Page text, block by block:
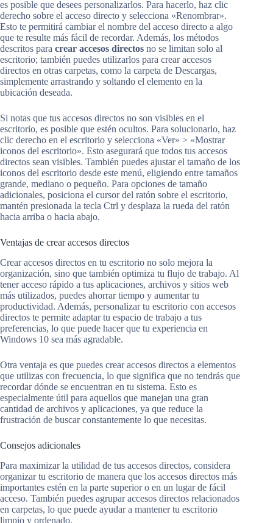
es posible que desees personalizarlos. Para hacerlo, haz clic
derecho sobre el acceso directo y selecciona «Renombrar».
Esto te permitirá cambiar el nombre del acceso directo a algo
que te resulte más fácil de recordar. Además, los métodos
descritos para crear accesos directos no se limitan solo al
escritorio; también puedes utilizarlos para crear accesos
directos en otras carpetas, como la carpeta de Descargas,
simplemente arrastrando y soltando el elemento en la
ubicación deseada.
Si notas que tus accesos directos no son visibles en el
escritorio, es posible que estén ocultos. Para solucionarlo, haz
clic derecho en el escritorio y selecciona «Ver» > «Mostrar
iconos del escritorio». Esto asegurará que todos tus accesos
directos sean visibles. También puedes ajustar el tamaño de los
iconos del escritorio desde este menú, eligiendo entre tamaños
grande, mediano o pequeño. Para opciones de tamaño
adicionales, posiciona el cursor del ratón sobre el escritorio,
mantén presionada la tecla Ctrl y desplaza la rueda del ratón
hacia arriba o hacia abajo.
Ventajas de crear accesos directos
Crear accesos directos en tu escritorio no solo mejora la
organización, sino que también optimiza tu flujo de trabajo. Al
tener acceso rápido a tus aplicaciones, archivos y sitios web
más utilizados, puedes ahorrar tiempo y aumentar tu
productividad. Además, personalizar tu escritorio con accesos
directos te permite adaptar tu espacio de trabajo a tus
preferencias, lo que puede hacer que tu experiencia en
Windows 10 sea más agradable.
Otra ventaja es que puedes crear accesos directos a elementos
que utilizas con frecuencia, lo que significa que no tendrás que
recordar dónde se encuentran en tu sistema. Esto es
especialmente útil para aquellos que manejan una gran
cantidad de archivos y aplicaciones, ya que reduce la
frustración de buscar constantemente lo que necesitas.
Consejos adicionales
Para maximizar la utilidad de tus accesos directos, considera
organizar tu escritorio de manera que los accesos directos más
importantes estén en la parte superior o en un lugar de fácil
acceso. También puedes agrupar accesos directos relacionados
en carpetas, lo que puede ayudar a mantener tu escritorio
limpio y ordenado.